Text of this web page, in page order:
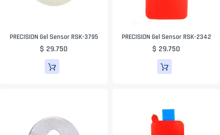
PRECISION Gel Sensor RSK-3795
$ 29.750
PRECISION Gel Sensor RSK-2342
$ 29.750